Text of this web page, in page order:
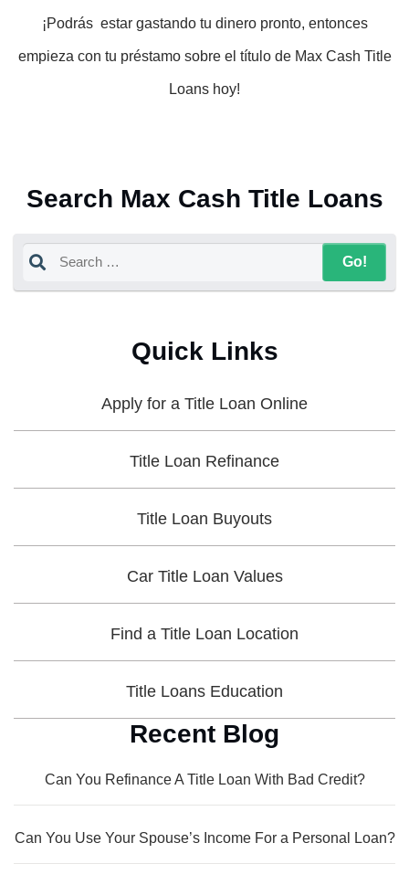
Search Max Cash Title Loans
Quick Links
Apply for a Title Loan Online
Title Loan Refinance
Title Loan Buyouts
Car Title Loan Values
Find a Title Loan Location
Title Loans Education
Recent Blog
Can You Refinance A Title Loan With Bad Credit?
Can You Use Your Spouse’s Income For a Personal Loan?
¡Podrás estar gastando tu dinero pronto, entonces
empieza con tu préstamo sobre el título de Max Cash Title
Loans hoy!